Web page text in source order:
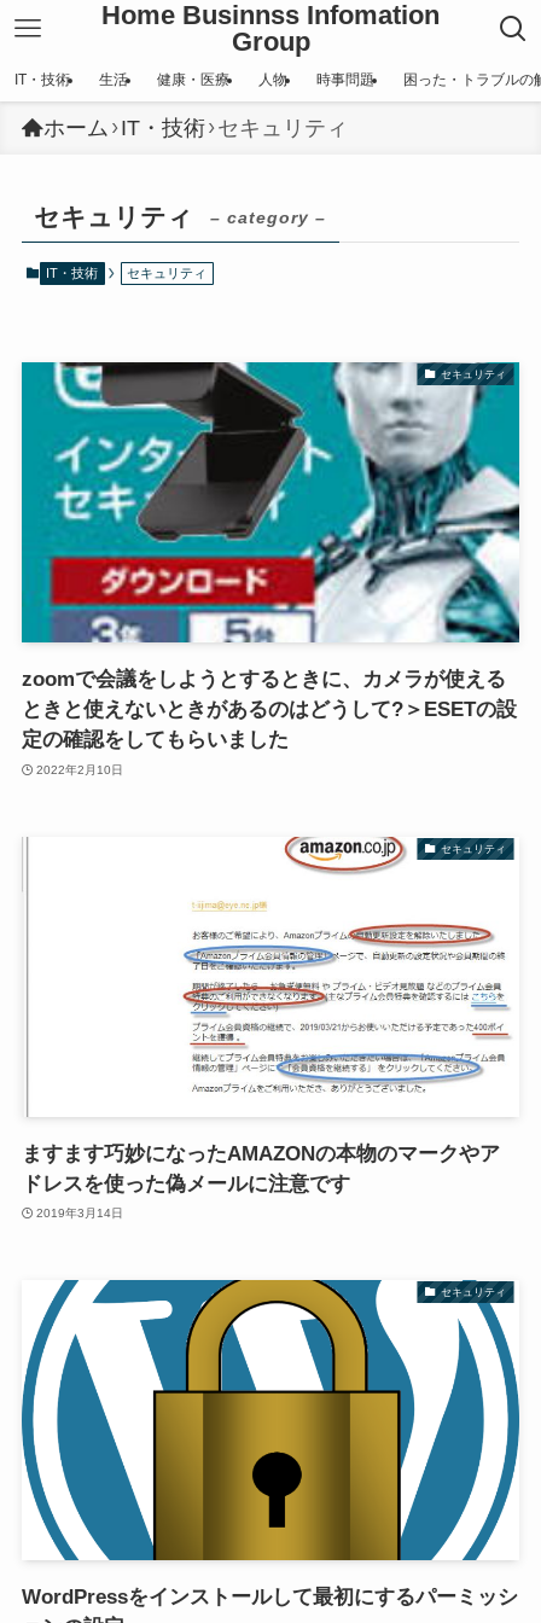
Home Businnss Infomation
Group
IT・技術 生活 健康・医療 人物 時事問題 困った・トラブルの
ホーム IT・技術 セキュリティ
セキュリティ – category –
IT・技術 セキュリティ
セキュリティ
zoomで会議をしようとするときに、カメラが使える
ときと使えないときがあるのはどうして?＞ESETの設
定の確認をしてもらいました
2022年2月10日
セキュリティ
ますます巧妙になったAMAZONの本物のマークやア
ドレスを使った偽メールに注意です
2019年3月14日
セキュリティ
WordPressをインストールして最初にするパーミッシ